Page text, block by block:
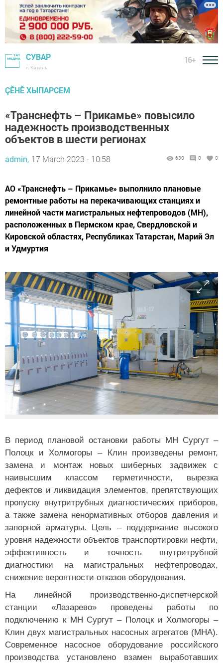
СУВАР
г. Казань
16+
ÇӖНӖ ХЫПАРСЕМ
«Транснефть – Прикамье» повысило
надежность производственных
объектов в шести регионах
admin, 17 March 2023 - 10:58 630 0 0
АО «Транснефть – Прикамье» выполнило плановые
ремонтные работы на перекачивающих станциях и
линейной части магистральных нефтепроводов (МН),
расположенных в Пермском крае, Свердловской и
Кировской областях, Республиках Татарстан, Марий Эл
и Удмуртия
В период плановой остановки работы МН Сургут –
Полоцк и Холмогоры – Клин произведены ремонт,
замена и монтаж новых шиберных задвижек с
наивысшим классом герметичности, вырезка
дефектов и ликвидация элементов, препятствующих
пропуску внутритрубных диагностических приборов,
а также замена ненормативных отборов давления и
запорной арматуры. Цель – поддержание высокого
уровня надежности объектов транспортировки нефти,
эффективность и точность внутритрубной
диагностики на магистральных нефтепроводах,
снижение вероятности отказов оборудования.
На линейной производственно-диспетчерской
станции «Лазарево» проведены работы по
подключению к МН Сургут – Полоцк и Холмогоры –
Клин двух магистральных насосных агрегатов (МНА).
Современное насосное оборудование российского
производства установлено взамен выработавших